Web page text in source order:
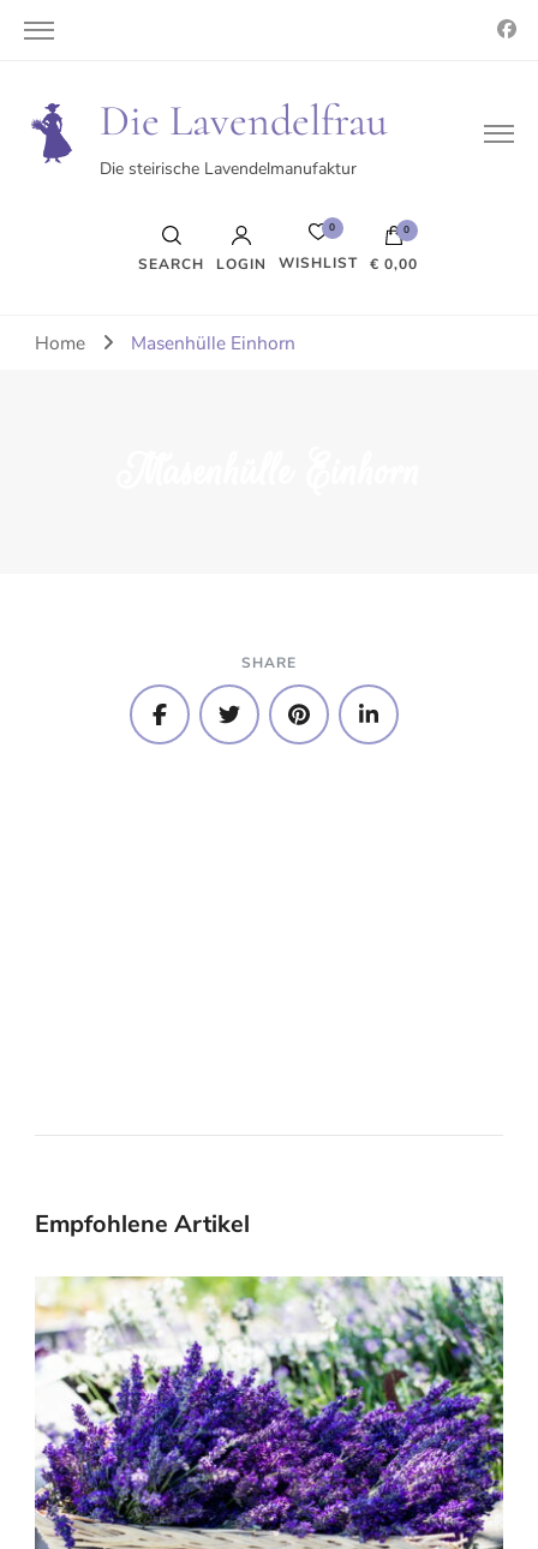
Die Lavendelfrau
Die steirische Lavendelmanufaktur
SEARCH LOGIN
0
WISHLIST
0
€ 0,00
Es befinden sich keine Produkte im Warenkorb.
Home Masenhülle Einhorn
SHARE
Empfohlene Artikel